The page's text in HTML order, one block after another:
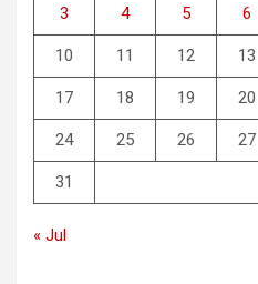
3 4 5 6
10 11 12 13
17 18 19 20
24 25 26 27
31
« Jul